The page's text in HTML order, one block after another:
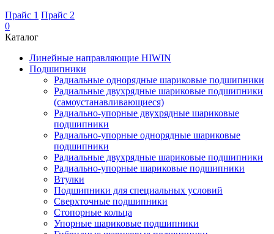
Прайс 1 Прайс 2
0
Каталог
Линейные направляющие HIWIN
Подшипники
Радиальные однорядные шариковые подшипники
Радиальные двухрядные шариковые подшипники
(самоустанавливающиеся)
Радиально-упорные двухрядные шариковые
подшипники
Радиально-упорные однорядные шариковые
подшипники
Радиальные двухрядные шариковые подшипники
Радиально-упорные шариковые подшипники
Втулки
Подшипники для специальных условий
Сверхточные подшипники
Стопорные кольца
Упорные шариковые подшипники